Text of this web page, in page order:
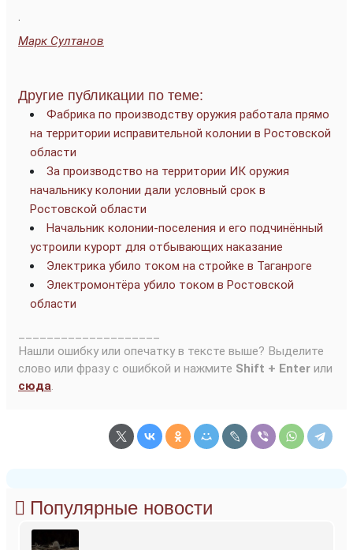
.
Марк Султанов
Другие публикации по теме:
Фабрика по производству оружия работала прямо
на территории исправительной колонии в Ростовской
области
За производство на территории ИК оружия
начальнику колонии дали условный срок в
Ростовской области
Начальник колонии-поселения и его подчинённый
устроили курорт для отбывающих наказание
Электрика убило током на стройке в Таганроге
Электромонтёра убило током в Ростовской
области
Нашли ошибку или опечатку в тексте выше? Выделите
слово или фразу с ошибкой и нажмите Shift + Enter или
сюда.
Популярные новости